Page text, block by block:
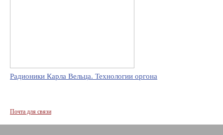
Радионики Карла Вельца. Технологии оргона
Почта для связи